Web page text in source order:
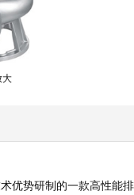
大
优势研制的一款高性能